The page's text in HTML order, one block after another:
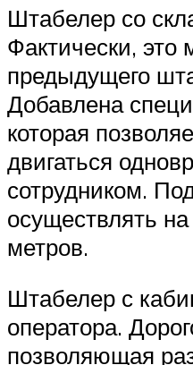
Штабелер со
Фактически, это
предыдущего
Добавлена
которая
двигаться
сотрудником.
осуществлять
метров.
Штабелер с
оператора.
позволяющая